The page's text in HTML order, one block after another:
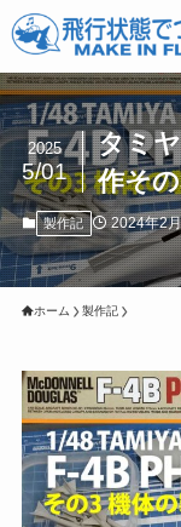
タミ
作そ
2025
5/01
製作記 2024年2
ホーム 製作記